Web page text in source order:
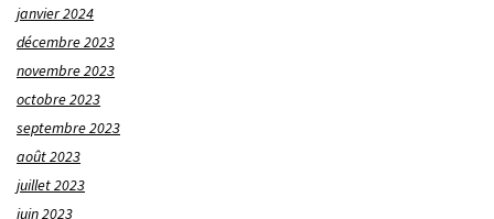
janvier 2024
décembre 2023
novembre 2023
octobre 2023
septembre 2023
août 2023
juillet 2023
juin 2023